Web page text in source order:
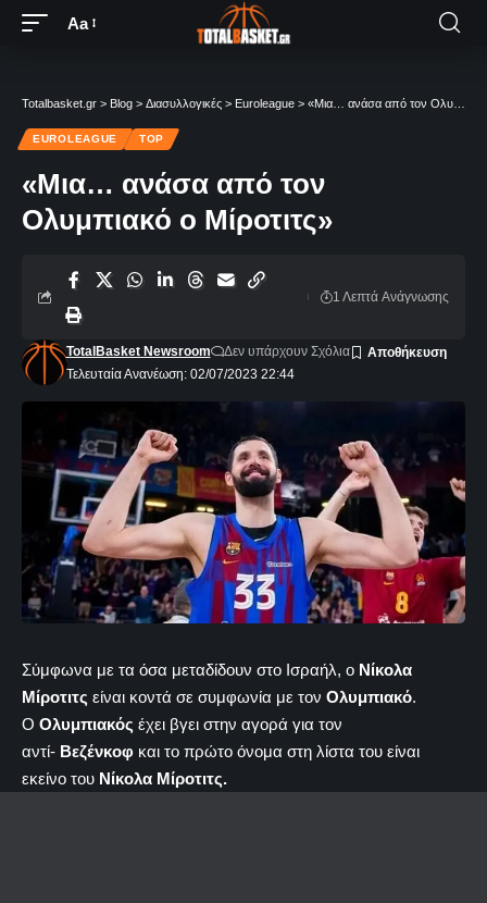
Aa
Totalbasket.gr > Blog > Διασυλλογικές > Euroleague > «Μια… ανάσα από τον Ολυμπιακό ο Μίροτιτς»
EUROLEAGUE TOP
«Μια… ανάσα από τον
Ολυμπιακό ο Μίροτιτς»
Τελευταία Ανανέωση: 02/07/2023 22:44
TotalBasket Newsroom Δεν υπάρχουν Σχόλια
1 Λεπτά Aνάγνωσης
Σύμφωνα με τα όσα μεταδίδουν στο Ισραήλ, ο Νίκολα
Μίροτιτς είναι κοντά σε συμφωνία με τον Ολυμπιακό.
Ο Ολυμπιακός έχει βγει στην αγορά για τον
αντί- Βεζένκοφ και το πρώτο όνομα στη λίστα του είναι
εκείνο του Νίκολα Μίροτιτς.